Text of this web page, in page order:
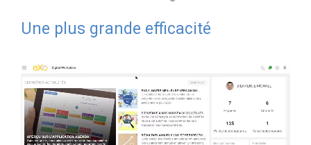
Une plus grande efficacité